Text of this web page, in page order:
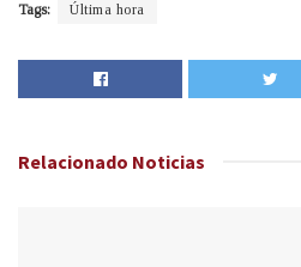
Tags: Última hora
Relacionado Noticias